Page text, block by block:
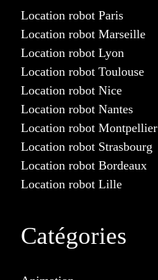
Location robot Paris
Location robot Marseille
Location robot Lyon
Location robot Toulouse
Location robot Nice
Location robot Nantes
Location robot Montpellier
Location robot Strasbourg
Location robot Bordeaux
Location robot Lille
Catégories